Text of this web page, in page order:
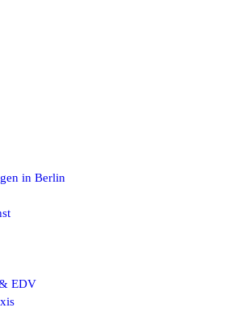
in Berlin
EDV